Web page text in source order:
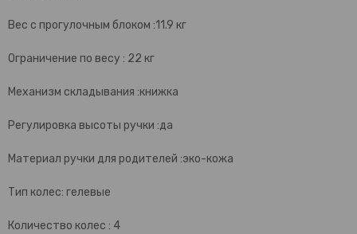
Вес с прогулочным блоком :11.9 кг
Ограничение по весу : 22 кг
Механизм складывания :книжка
Регулировка высоты ручки :да
Материал ручки для родителей :эко-кожа
Тип колес: гелевые
Количество колес : 4